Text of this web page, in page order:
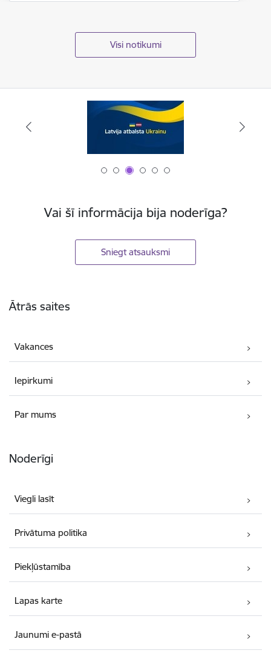
Visi notikumi
Vai šī informācija bija noderīga?
Sniegt atsauksmi
Ātrās saites
Vakances
Iepirkumi
Par mums
Noderīgi
Viegli lasīt
Privātuma politika
Piekļūstamība
Lapas karte
Jaunumi e-pastā